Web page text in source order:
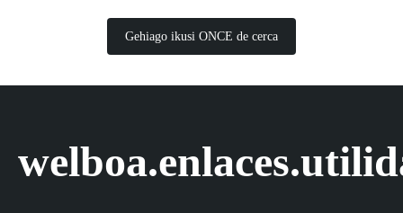
Gehiago ikusi ONCE de cerca